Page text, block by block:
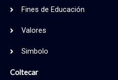
Fines de Educación
Valores
Simbolo
Coltecar